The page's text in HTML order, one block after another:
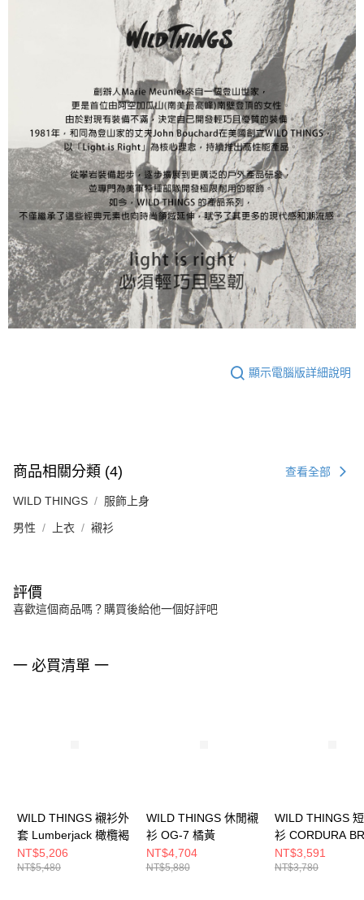
顯示電腦版詳細說明
商品相關分類 (4) 查看全部
WILD THINGS 服飾上身
男性 上衣 襯衫
評價
喜歡這個商品嗎？購買後給他一個好評吧
一 必買清單 一
WILD THINGS 襯衫外
套 Lumberjack 橄欖褐
NT$5,206
NT$5,480
WILD THINGS 休閒襯
衫 OG-7 橘黃
NT$4,704
NT$5,880
WILD THINGS
衫 CORDURA
紫
NT$3,591
NT$3,780